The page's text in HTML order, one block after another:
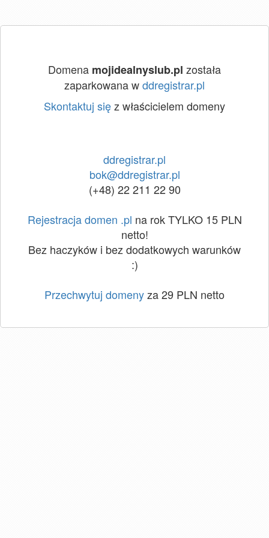
Domena mojidealnyslub.pl została
zaparkowana wddregistrar.pl
Skontaktuj sięz właścicielem domeny
ddregistrar.pl
bok@ddregistrar.pl
(+48) 22 211 22 90
Rejestracja domen .pl na rok TYLKO 15 PLN
netto!
Bez haczyków i bez dodatkowych warunków
:)
Przechwytuj domenyza 29 PLN netto